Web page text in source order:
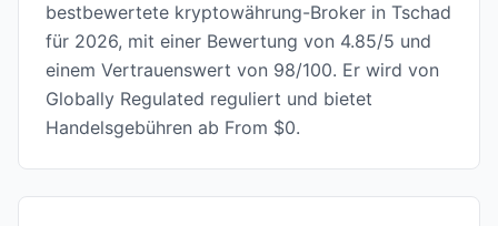
bestbewertete kryptowährung-Broker in Tschad
für 2026, mit einer Bewertung von 4.85/5 und
einem Vertrauenswert von 98/100. Er wird von
Globally Regulated reguliert und bietet
Handelsgebühren ab From $0.